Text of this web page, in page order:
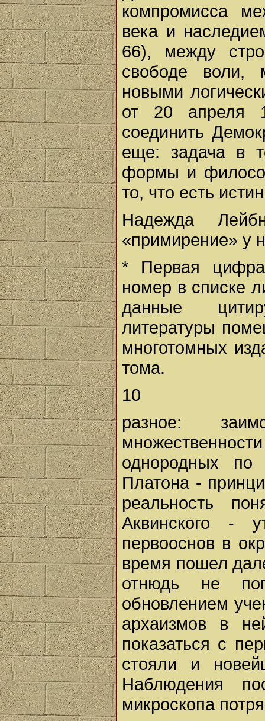
компромисса
века и
66), между
свободе воли,
новыми
от 20 апреля
соединить
еще: задача в
формы и
то, что есть
Надежда
«примирение» у
* Первая цифра
номер в списке
данные
литературы
многотомных
тома.
10
разное:
однородных по
Платона -
реальность
Аквинского -
первооснов в
время пошел
отнюдь не
обновлением
архаизмов в
показаться с
стояли и
Наблюдения
микроскопа